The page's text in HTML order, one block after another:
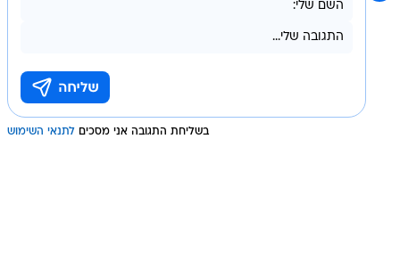
בשליחת התגובה אני מסכים לתנאי השימוש